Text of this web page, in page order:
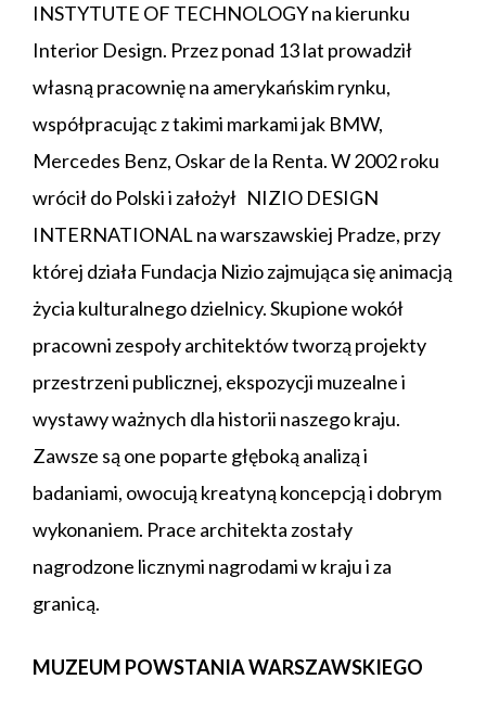
INSTYTUTE OF TECHNOLOGY na kierunku
Interior Design. Przez ponad 13 lat prowadził
własną pracownię na amerykańskim rynku,
współpracując z takimi markami jak BMW,
Mercedes Benz, Oskar de la Renta. W 2002 roku
wrócił do Polski i założył NIZIO DESIGN
INTERNATIONAL na warszawskiej Pradze, przy
której działa Fundacja Nizio zajmująca się animacją
życia kulturalnego dzielnicy. Skupione wokół
pracowni zespoły architektów tworzą projekty
przestrzeni publicznej, ekspozycji muzealne i
wystawy ważnych dla historii naszego kraju.
Zawsze są one poparte głęboką analizą i
badaniami, owocują kreatyną koncepcją i dobrym
wykonaniem. Prace architekta zostały
nagrodzone licznymi nagrodami w kraju i za
granicą.
MUZEUM POWSTANIA WARSZAWSKIEGO